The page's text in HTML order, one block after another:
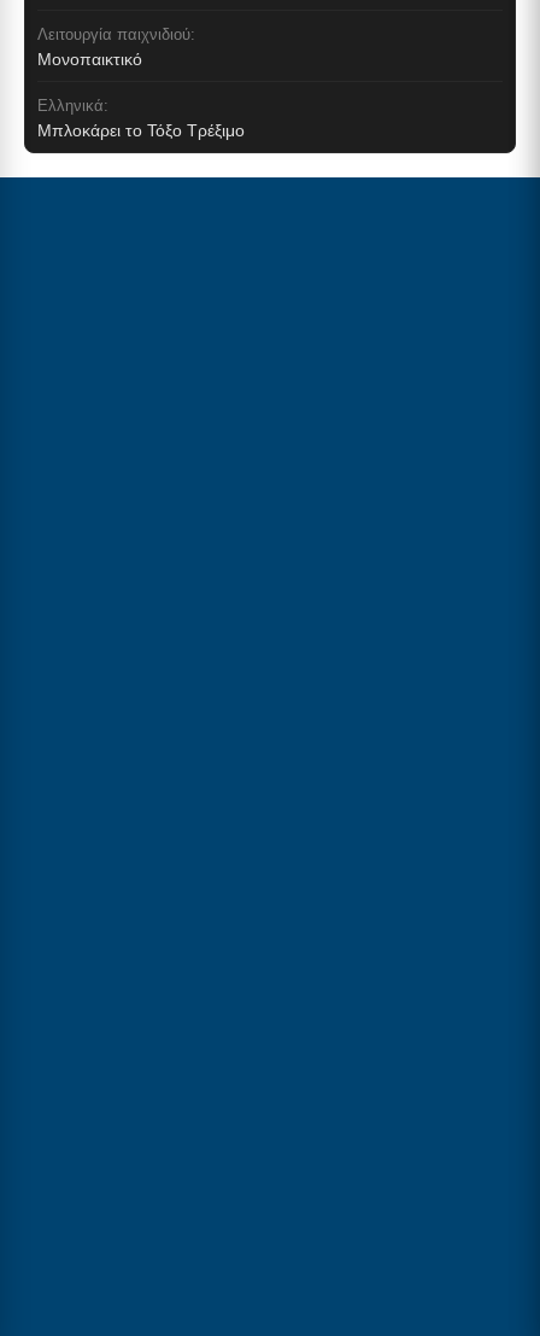
Λειτουργία παιχνιδιού:
Μονοπαικτικό
Ελληνικά:
Μπλοκάρει το Τόξο Τρέξιμο